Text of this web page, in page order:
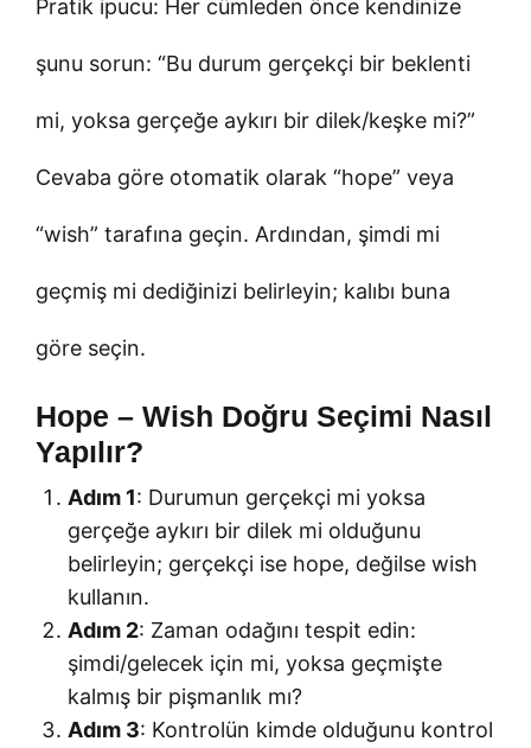
Pratik ipucu: Her cümleden önce kendinize
şunu sorun: “Bu durum gerçekçi bir beklenti
mi, yoksa gerçeğe aykırı bir dilek/keşke mi?”
Cevaba göre otomatik olarak “hope” veya
“wish” tarafına geçin. Ardından, şimdi mi
geçmiş mi dediğinizi belirleyin; kalıbı buna
göre seçin.
Hope – Wish Doğru Seçimi Nasıl
Yapılır?
Adım 1: Durumun gerçekçi mi yoksa
gerçeğe aykırı bir dilek mi olduğunu
belirleyin; gerçekçi ise hope, değilse wish
kullanın.
Adım 2: Zaman odağını tespit edin:
şimdi/gelecek için mi, yoksa geçmişte
kalmış bir pişmanlık mı?
Adım 3: Kontrolün kimde olduğunu kontrol